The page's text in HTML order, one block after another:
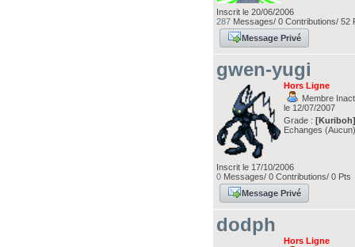
Inscrit le 20/06/2006
287 Messages/ 0 Contributions/ 52
Message Privé
gwen-yugi
Hors Ligne
Membre
le 12/07/2007
Grade :
Echanges
Inscrit le 17/10/2006
0 Messages/ 0 Contributions/ 0 Pts
Message Privé
dodph
Hors Ligne